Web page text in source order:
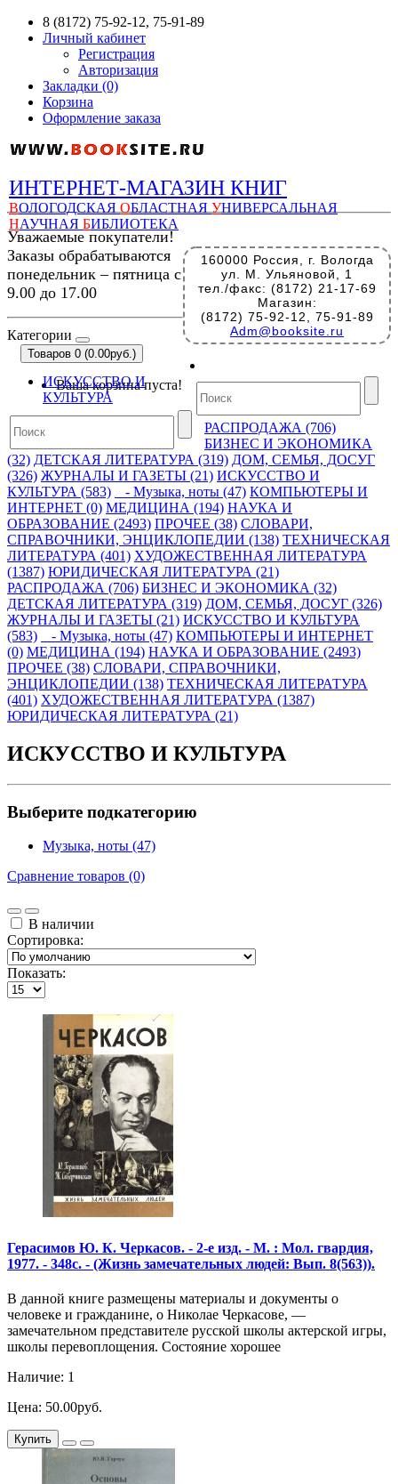
8 (8172) 75-92-12, 75-91-89
Личный кабинет
Регистрация
Авторизация
Закладки (0)
Корзина
Оформление заказа
ИНТЕРНЕТ-МАГАЗИН КНИГ
ВОЛОГОДСКАЯ ОБЛАСТНАЯ УНИВЕРСАЛЬНАЯ
НАУЧНАЯ БИБЛИОТЕКА
160000 Россия, г. Вологда
ул. М. Ульяновой, 1
тел./факс: (8172) 21-17-69
Магазин:
(8172) 75-92-12, 75-91-89
Adm@booksite.ru
Уважаемые покупатели!
Заказы обрабатываются
понедельник – пятница с
9.00 до 17.00
Категории
Товаров 0 (0.00руб.)
Ваша корзина пуста!
ИСКУССТВО И
КУЛЬТУРА
РАСПРОДАЖА (706)
БИЗНЕС И ЭКОНОМИКА
(32) ДЕТСКАЯ ЛИТЕРАТУРА (319) ДОМ, СЕМЬЯ, ДОСУГ
(326) ЖУРНАЛЫ И ГАЗЕТЫ (21) ИСКУССТВО И
КУЛЬТУРА (583)
- Музыка, ноты (47) КОМПЬЮТЕРЫ И
ИНТЕРНЕТ (0) МЕДИЦИНА (194) НАУКА И
ОБРАЗОВАНИЕ (2493) ПРОЧЕЕ (38) СЛОВАРИ,
СПРАВОЧНИКИ, ЭНЦИКЛОПЕДИИ (138) ТЕХНИЧЕСКАЯ
ЛИТЕРАТУРА (401) ХУДОЖЕСТВЕННАЯ ЛИТЕРАТУРА
(1387) ЮРИДИЧЕСКАЯ ЛИТЕРАТУРА (21)
РАСПРОДАЖА (706) БИЗНЕС И ЭКОНОМИКА (32)
ДЕТСКАЯ ЛИТЕРАТУРА (319) ДОМ, СЕМЬЯ, ДОСУГ (326)
ЖУРНАЛЫ И ГАЗЕТЫ (21) ИСКУССТВО И КУЛЬТУРА
(583)
- Музыка, ноты (47) КОМПЬЮТЕРЫ И ИНТЕРНЕТ
(0) МЕДИЦИНА (194) НАУКА И ОБРАЗОВАНИЕ (2493)
ПРОЧЕЕ (38) СЛОВАРИ, СПРАВОЧНИКИ,
ЭНЦИКЛОПЕДИИ (138) ТЕХНИЧЕСКАЯ ЛИТЕРАТУРА
(401) ХУДОЖЕСТВЕННАЯ ЛИТЕРАТУРА (1387)
ЮРИДИЧЕСКАЯ ЛИТЕРАТУРА (21)
ИСКУССТВО И КУЛЬТУРА
Выберите подкатегорию
Музыка, ноты (47)
Сравнение товаров (0)
В наличии
Сортировка:
Показать:
Герасимов Ю. К. Черкасов. - 2-е изд. - М. : Мол. гвардия,
1977. - 348с. - (Жизнь замечательных людей: Вып. 8(563)).
В данной книге размещены материалы и документы о
человеке и гражданине, о Николае Черкасове, —
замечательном представителе русской школы актерской игры,
школы перевоплощения. Состояние хорошее
Наличие: 1
Цена: 50.00руб.
Купить